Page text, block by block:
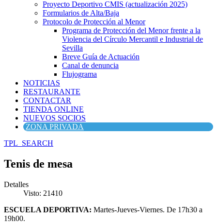
Proyecto Deportivo CMIS (actualización 2025)
Formularios de Alta/Baja
Protocolo de Protección al Menor
Programa de Protección del Menor frente a la
Violencia del Círculo Mercantil e Industrial de
Sevilla
Breve Guía de Actuación
Canal de denuncia
Flujograma
NOTICIAS
RESTAURANTE
CONTACTAR
TIENDA ONLINE
NUEVOS SOCIOS
ZONA PRIVADA
TPL_SEARCH
Tenis de mesa
Detalles
Visto: 21410
ESCUELA DEPORTIVA: Martes-Jueves-Viernes. De 17h30 a
19h00.